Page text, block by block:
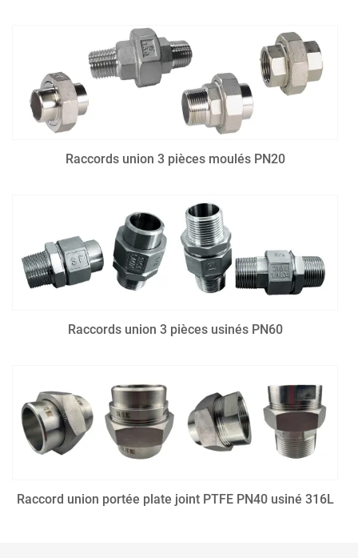
Raccords union 3 pièces moulés PN20
Raccords union 3 pièces usinés PN60
Raccord union portée plate joint PTFE PN40 usiné 316L